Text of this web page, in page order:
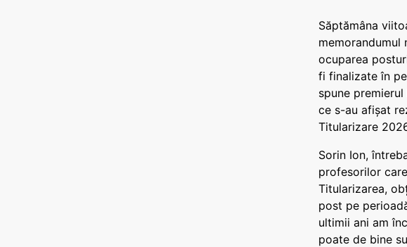
Săptămâna
memorandumul
ocuparea
fi finalizate în
spune
ce s-au afișat
Titularizare
Sorin Ion,
profesorilor
Titularizarea,
post pe
ultimii ani am
poate de bine